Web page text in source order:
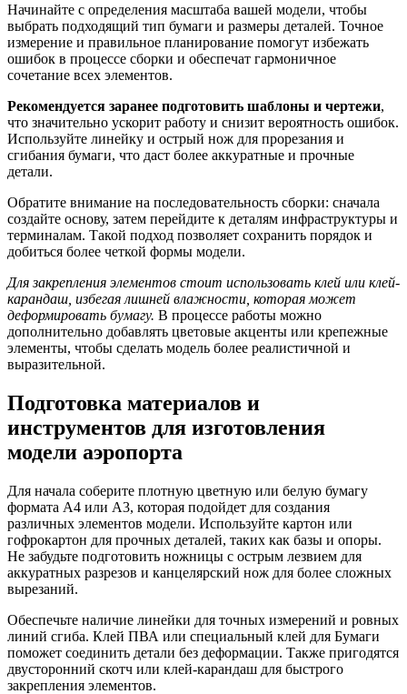
Начинайте с определения масштаба вашей модели, чтобы
выбрать подходящий тип бумаги и размеры деталей. Точное
измерение и правильное планирование помогут избежать
ошибок в процессе сборки и обеспечат гармоничное
сочетание всех элементов.
Рекомендуется заранее подготовить шаблоны и чертежи,
что значительно ускорит работу и снизит вероятность ошибок.
Используйте линейку и острый нож для прорезания и
сгибания бумаги, что даст более аккуратные и прочные
детали.
Обратите внимание на последовательность сборки: сначала
создайте основу, затем перейдите к деталям инфраструктуры и
терминалам. Такой подход позволяет сохранить порядок и
добиться более четкой формы модели.
Для закрепления элементов стоит использовать клей или клей-
карандаш, избегая лишней влажности, которая может
деформировать бумагу. В процессе работы можно
дополнительно добавлять цветовые акценты или крепежные
элементы, чтобы сделать модель более реалистичной и
выразительной.
Подготовка материалов и
инструментов для изготовления
модели аэропорта
Для начала соберите плотную цветную или белую бумагу
формата А4 или А3, которая подойдет для создания
различных элементов модели. Используйте картон или
гофрокартон для прочных деталей, таких как базы и опоры.
Не забудьте подготовить ножницы с острым лезвием для
аккуратных разрезов и канцелярский нож для более сложных
вырезаний.
Обеспечьте наличие линейки для точных измерений и ровных
линий сгиба. Клей ПВА или специальный клей для Бумаги
поможет соединить детали без деформации. Также пригодятся
двусторонний скотч или клей-карандаш для быстрого
закрепления элементов.